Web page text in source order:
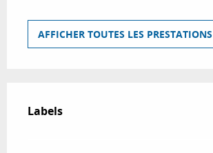
AFFICHER TOUTES LES PRESTATIONS
Labels
Labels